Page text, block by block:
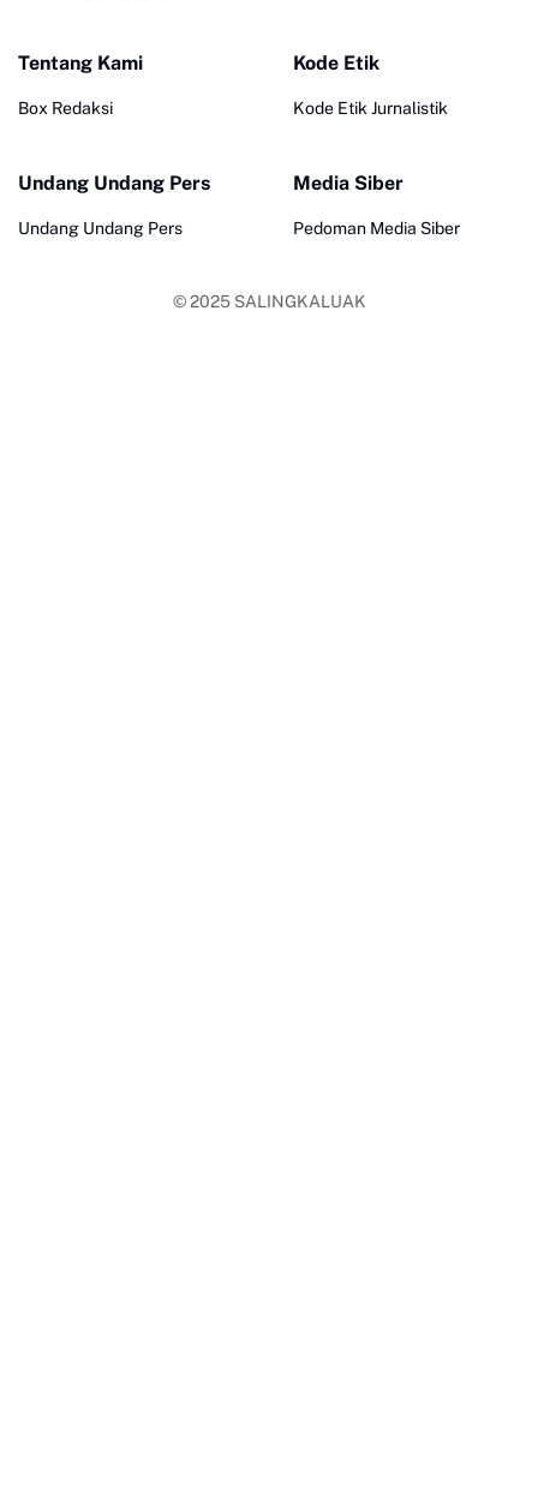
Tentang Kami
Box Redaksi
Kode Etik
Kode Etik Jurnalistik
Undang Undang Pers
Undang Undang Pers
Media Siber
Pedoman Media Siber
© 2025 SALINGKALUAK